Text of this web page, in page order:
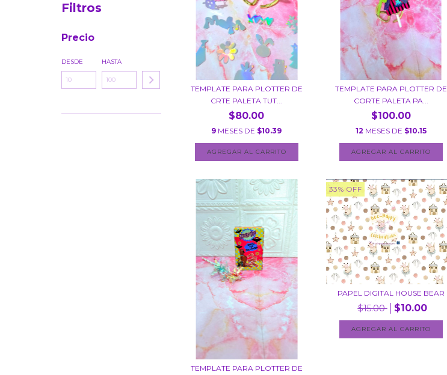
Filtros
Precio
DESDE HASTA
TEMPLATE PARA PLOTTER DE
CRTE PALETA TUT...
$80.00
9 MESES DE $10.39
TEMPLATE PARA PLOTTER DE
CORTE PALETA PA...
$100.00
12 MESES DE $10.15
TEMPLATE PARA PLOTTER DE
33% OFF
PAPEL DIGITAL HOUSE BEAR
$15.00 $10.00